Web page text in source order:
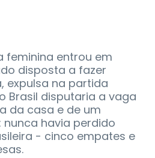
feminina entrou em
disposta a fazer
expulsa na partida
Brasil disputaria a vaga
da casa e de um
havia perdido
- cinco empates e